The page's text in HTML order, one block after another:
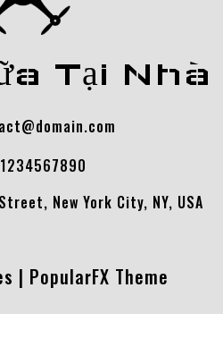
Tại Nhà
New York City, NY, USA
| PopularFX Theme